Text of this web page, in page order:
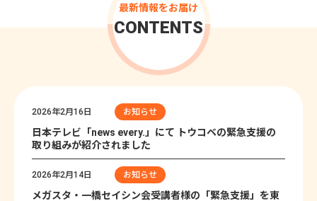
最新情報をお届け
CONTENTS
日本テレビ「news every.」にて トウコベの緊急支援の
取り組みが紹介されました
2026年2月16日 お知らせ
メガスタ・一橋セイシン会受講者様の「緊急支援」を東
2026年2月14日 お知らせ